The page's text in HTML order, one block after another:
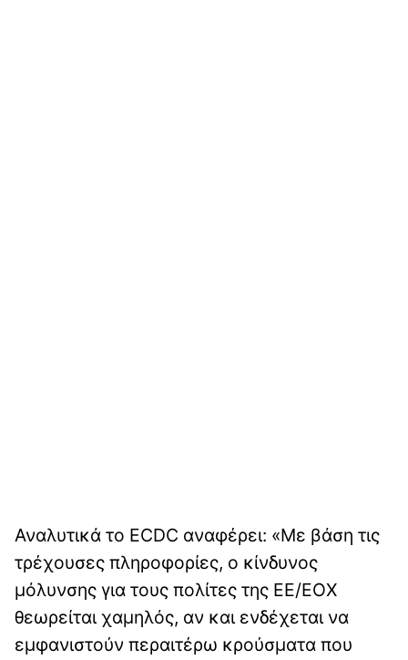
Αναλυτικά το ECDC αναφέρει: «Με βάση τις
τρέχουσες πληροφορίες, ο κίνδυνος
μόλυνσης για τους πολίτες της ΕΕ/ΕΟΧ
θεωρείται χαμηλός, αν και ενδέχεται να
εμφανιστούν περαιτέρω κρούσματα που